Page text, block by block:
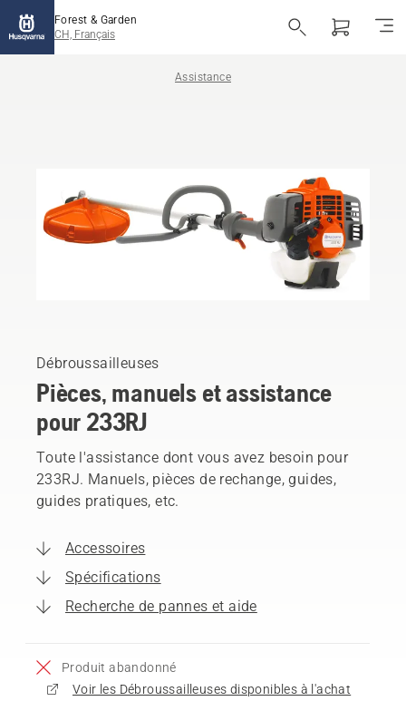
Forest & Garden
CH, Français
Assistance
Débroussailleuses
Pièces, manuels et assistance
pour 233RJ
Toute l'assistance dont vous avez besoin pour
233RJ. Manuels, pièces de rechange, guides,
guides pratiques, etc.
Accessoires
Spécifications
Recherche de pannes et aide
Produit abandonné
Voir les Débroussailleuses disponibles à l'achat